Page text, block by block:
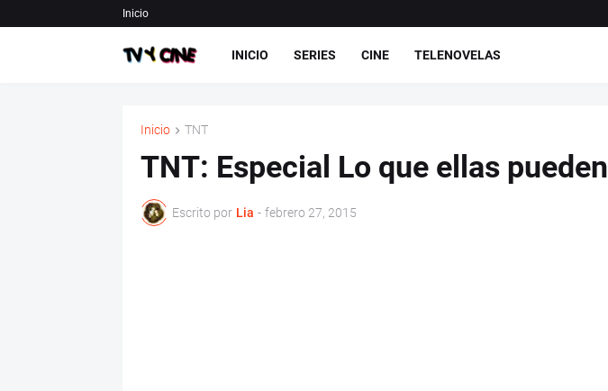
Inicio
INICIO SERIES CINE TELENOVELAS
Inicio TNT
TNT: Especial Lo que ellas pueden
Escrito por Lia - febrero 27, 2015